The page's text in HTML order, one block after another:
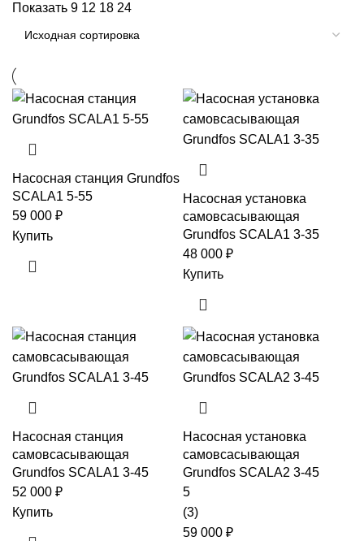
Показать 9 12 18 24
Насосная станция Grundfos
SCALA1 5-55
59 000 ₽
Купить
Насосная установка
самовсасывающая
Grundfos SCALA1 3-35
48 000 ₽
Купить
Насосная станция
самовсасывающая
Grundfos SCALA1 3-45
52 000 ₽
Купить
Насосная установка
самовсасывающая
Grundfos SCALA2 3-45
5
(3)
59 000 ₽